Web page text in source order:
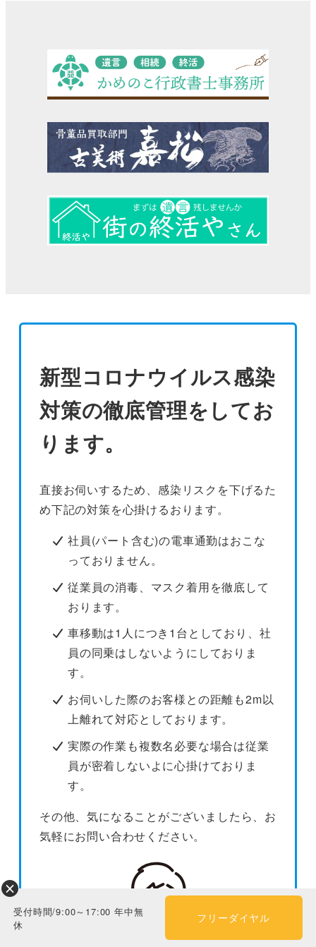
新型コロナウイルス感染
対策の徹底管理をしてお
ります。
直接お伺いするため、感染リスクを下げるた
め下記の対策を心掛けるおります。
社員(パート含む)の電車通勤はおこな
っておりません。
従業員の消毒、マスク着用を徹底して
おります。
車移動は1人につき1台としており、社
員の同乗はしないようにしておりま
す。
お伺いした際のお客様との距離も2m以
上離れて対応としております。
実際の作業も複数名必要な場合は従業
員が密着しないよに心掛けておりま
す。
その他、気になることがございましたら、お
気軽にお問い合わせください。
受付時間/9:00～17:00 年中無
休
フリーダイヤル